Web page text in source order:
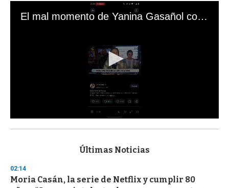
El mal momento de Yanina Gasañol con un hincha argentino en "Subrayado"
s
d
s
Últimas Noticias
02:14
Moria Casán, la serie de Netflix y cumplir 80